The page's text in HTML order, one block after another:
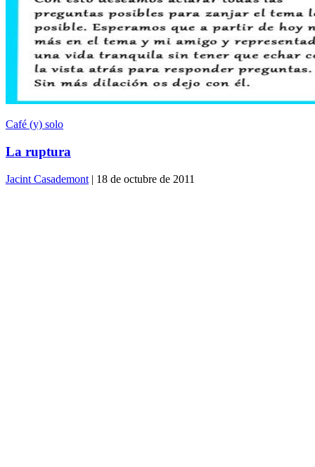
Café (y) solo
La ruptura
Jacint Casademont | 18 de octubre de 2011